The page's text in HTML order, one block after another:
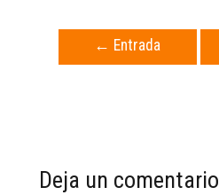
← Entrada
Deja un comentario